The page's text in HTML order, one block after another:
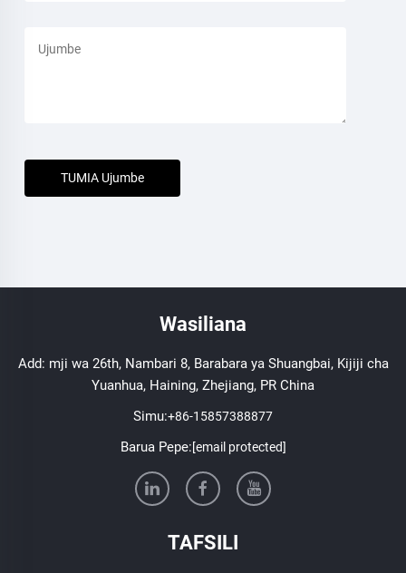
TUMIA Ujumbe
Wasiliana
Add: mji wa 26th, Nambari 8, Barabara ya Shuangbai, Kijiji cha
Yuanhua, Haining, Zhejiang, PR China
Simu:+86-15857388877
Barua Pepe:[email protected]
TAFSILI